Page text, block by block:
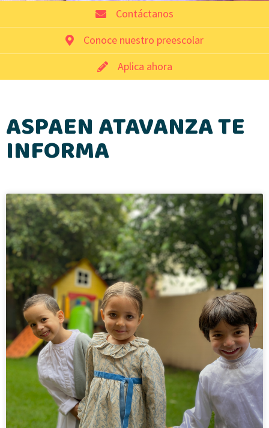
Contáctanos
Conoce nuestro preescolar
Aplica ahora
ASPAEN ATAVANZA TE
INFORMA